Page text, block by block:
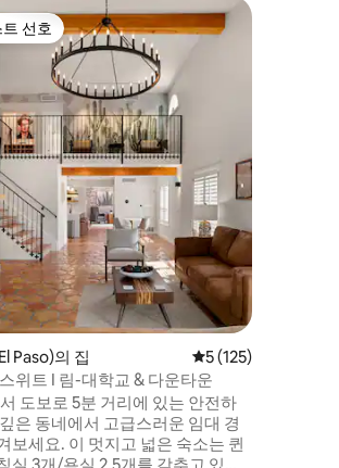
기 112개
스트 선호
선호
Paso)의 집 평점 5점(5점 만점),
5 (125)
위트 I 림-대학교 & 다운타운
도보로 5분 거리에 있는 안전하
은 동네에서 고급스러운 임대 경
지고 넓은 숙소는 퀸
실 3개/욕실 2.5개를 갖추고 있습